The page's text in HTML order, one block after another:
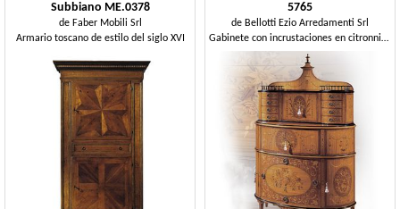
Subbiano ME.0378
de Faber Mobili Srl
Armario toscano de estilo del siglo XVI
5765
de Bellotti Ezio Arredamenti Srl
Gabinete con incrustaciones en citronnier y brezo